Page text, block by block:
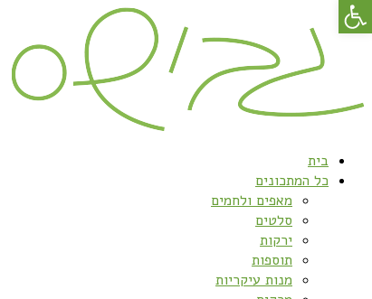
בית
כל המתכונים
מאפים ולחמים
סלטים
ירקות
תוספות
מנות עיקריות